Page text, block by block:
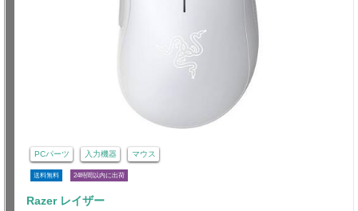
PCパーツ 入力機器 マウス
送料無料 24時間以内に出荷
Razer レイザー